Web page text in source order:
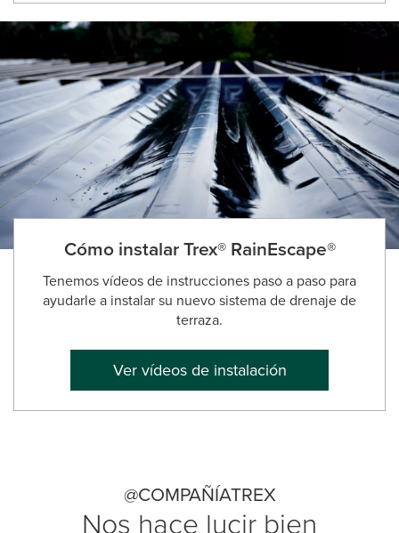
Cómo instalar Trex® RainEscape®
Tenemos vídeos de instrucciones paso a paso para
ayudarle a instalar su nuevo sistema de drenaje de
terraza.
Ver vídeos de instalación
@COMPAÑÍATREX
Nos hace lucir bien